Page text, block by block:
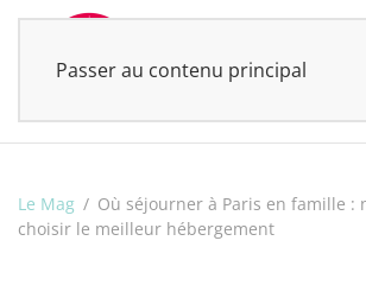
Passer au contenu principal
Le Mag
Où séjourner à Paris en famille :
choisir le meilleur hébergement